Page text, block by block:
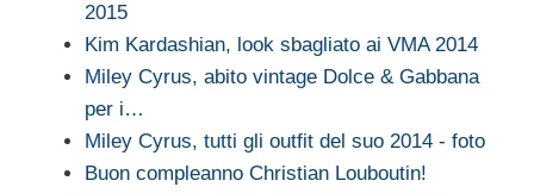
2015
Kim Kardashian, look sbagliato ai VMA 2014
Miley Cyrus, abito vintage Dolce & Gabbana
per i…
Miley Cyrus, tutti gli outfit del suo 2014 - foto
Buon compleanno Christian Louboutin!